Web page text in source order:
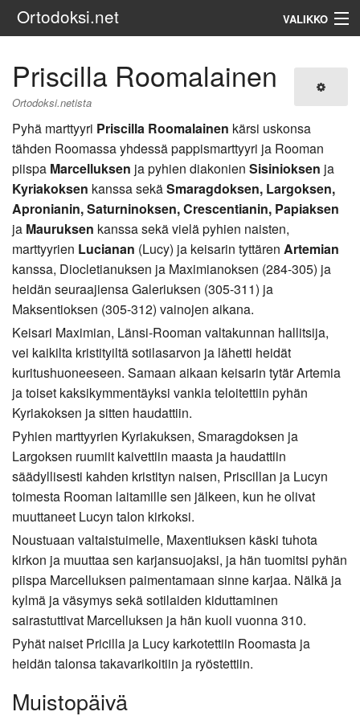
Ortodoksi.net VALIKKO
Priscilla Roomalainen
Ortodoksi.netista
Pyhä marttyyri Priscilla Roomalainen kärsi uskonsa
tähden Roomassa yhdessä pappismarttyyri ja Rooman
piispa Marcelluksen ja pyhien diakonien Sisinioksen ja
Kyriakoksen kanssa sekäSmaragdoksen, Largoksen,
Apronianin, Saturninoksen, Crescentianin, Papiaksen
ja Mauruksen kanssa sekä vielä pyhien naisten,
marttyyrien Lucianan (Lucy) ja keisarin tyttären Artemian
kanssa, Diocletianuksen ja Maximianoksen (284-305) ja
heidän seuraajiensa Galeriuksen (305-311) ja
Maksentioksen (305-312) vainojen aikana.
Keisari Maximian, Länsi-Rooman valtakunnan hallitsija,
vei kaikilta kristityiltä sotilasarvon ja lähetti heidät
kuritushuoneeseen. Samaan aikaan keisarin tytär Artemia
ja toiset kaksikymmentäyksi vankia teloitettiin pyhän
Kyriakoksen ja sitten haudattiin.
Pyhien marttyyrien Kyriakuksen, Smaragdoksen ja
Largoksen ruumiit kaivettiin maasta ja haudattiin
säädyllisesti kahden kristityn naisen, Priscillan ja Lucyn
toimesta Rooman laitamille sen jälkeen, kun he olivat
muuttaneet Lucyn talon kirkoksi.
Noustuaan valtaistuimelle, Maxentiuksen käski tuhota
kirkon ja muuttaa sen karjansuojaksi, ja hän tuomitsi pyhän
piispa Marcelluksen paimentamaan sinne karjaa. Nälkä ja
kylmä ja väsymys sekä sotilaiden kiduttaminen
sairastuttivat Marcelluksen ja hän kuoli vuonna 310.
Pyhät naiset Pricilla ja Lucy karkotettiin Roomasta ja
heidän talonsa takavarikoitiin ja ryöstettiin.
Muistopäivä